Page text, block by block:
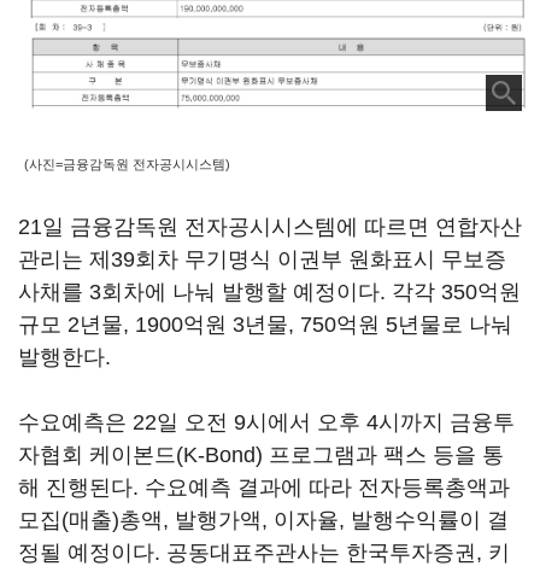
(사진=금융감독원 전자공시시스템)
21일 금융감독원 전자공시시스템에 따르면 연합자산
관리는 제39회차 무기명식 이권부 원화표시 무보증
사채를 3회차에 나눠 발행할 예정이다. 각각 350억원
규모 2년물, 1900억원 3년물, 750억원 5년물로 나눠
발행한다.
수요예측은 22일 오전 9시에서 오후 4시까지 금융투
자협회 케이본드(K-Bond) 프로그램과 팩스 등을 통
해 진행된다. 수요예측 결과에 따라 전자등록총액과
모집(매출)총액, 발행가액, 이자율, 발행수익률이 결
정될 예정이다. 공동대표주관사는 한국투자증권, 키